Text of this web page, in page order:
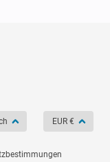
EUR €